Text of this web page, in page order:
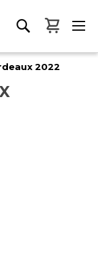
Mon
2022